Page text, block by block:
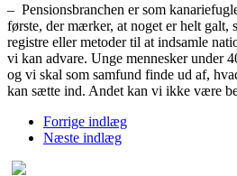
– Pensionsbranchen er som
første, der mærker, at noget er helt galt,
registre eller metoder til at indsamle
vi kan advare. Unge mennesker under
og vi skal som samfund finde ud af,
kan sætte ind. Andet kan vi ikke være
Forrige indlæg
Næste indlæg